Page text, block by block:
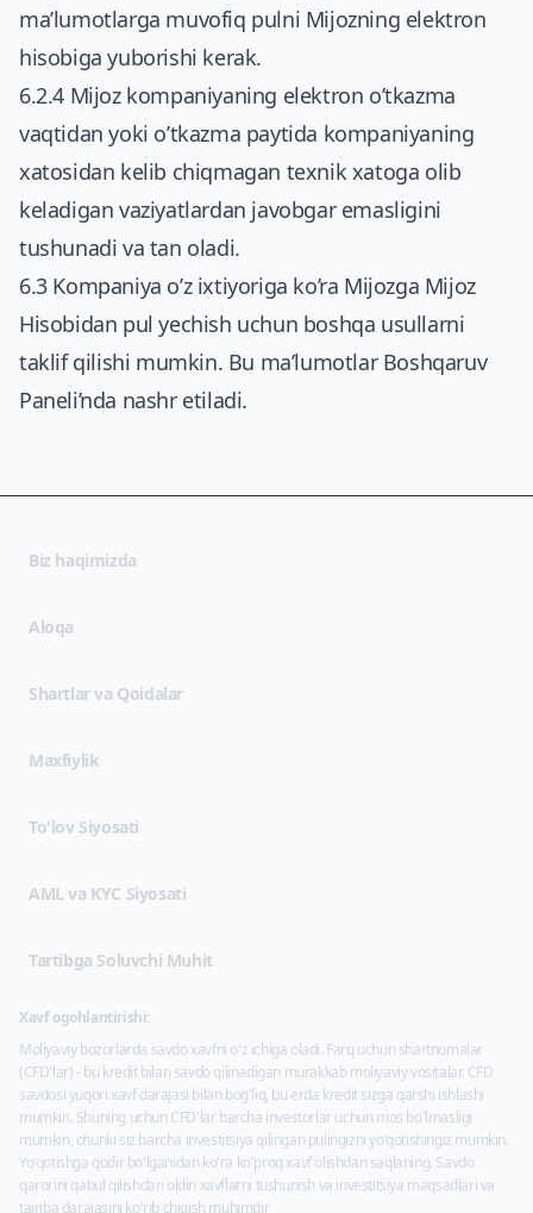
ma’lumotlarga muvofiq pulni Mijozning elektron
hisobiga yuborishi kerak.
6.2.4 Mijoz kompaniyaning elektron o’tkazma
vaqtidan yoki o’tkazma paytida kompaniyaning
xatosidan kelib chiqmagan texnik xatoga olib
keladigan vaziyatlardan javobgar emasligini
tushunadi va tan oladi.
6.3 Kompaniya o’z ixtiyoriga ko’ra Mijozga Mijoz
Hisobidan pul yechish uchun boshqa usullarni
taklif qilishi mumkin. Bu ma’lumotlar Boshqaruv
Paneli’nda nashr etiladi.
Biz haqimizda
Aloqa
Shartlar va Qoidalar(opens in new tab)
Maxfiylik(opens in new tab)
To'lov Siyosati
AML va KYC Siyosati
Tartibga Soluvchi Muhit
Xavf ogohlantirishi:
Moliyaviy bozorlarda savdo xavfni o'z ichiga oladi. Farq uchun shartnomalar
(CFD'lar) - bu kredit bilan savdo qilinadigan murakkab moliyaviy vositalar. CFD
savdosi yuqori xavf darajasi bilan bog'liq, bu erda kredit sizga qarshi ishlashi
mumkin. Shuning uchun CFD'lar barcha investorlar uchun mos bo'lmasligi
mumkin, chunki siz barcha investitsiya qilingan pulingizni yo'qotishingiz mumkin.
Yo'qotishga qodir bo'lganidan ko'ra ko'proq xavf olishdan saqlaning. Savdo
qarorini qabul qilishdan oldin xavflarni tushunish va investitsiya maqsadlari va
tajriba darajasini ko'rib chiqish muhimdir